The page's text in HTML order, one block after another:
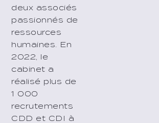
deux associés
passionnés de
ressources
humaines. En
2022, le
cabinet a
réalisé plus de
1 000
recrutements
CDD et CDI à